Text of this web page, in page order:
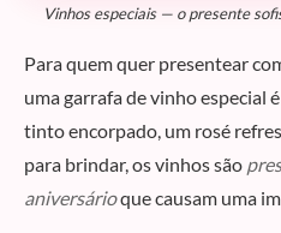
Vinhos especiais — o presente
Para quem quer presentear
uma garrafa de vinho especial
tinto encorpado, um rosé
para brindar, os vinhos são
aniversárioque causam uma